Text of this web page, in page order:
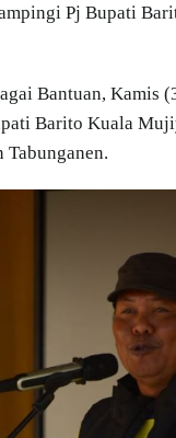
Pj Bupati
Bantuan, Kamis
Barito Kuala
Tabunganen.